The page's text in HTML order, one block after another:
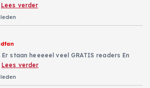
Lees verder
staan heeeeel veel GRATIS readers En
Lees verder